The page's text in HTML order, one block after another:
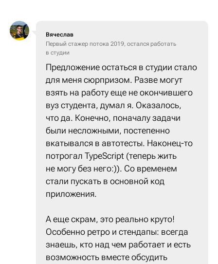
Вячеслав
Первый стажер потока 2019, остался работать
в студии
Предложение остаться в студии стало
для меня сюрпризом. Разве могут
взять на работу еще не окончившего
вуз студента, думал я. Оказалось,
что да. Конечно, поначалу задачи
были несложными, постепенно
вкатывался в автотесты. Наконец-то
потрогал TypeScript (теперь жить
не могу без него:)). Со временем
стали пускать в основной код
приложения.
А еще скрам, это реально круто!
Особенно ретро и стендапы: всегда
знаешь, кто над чем работает и есть
возможность вместе обсудить